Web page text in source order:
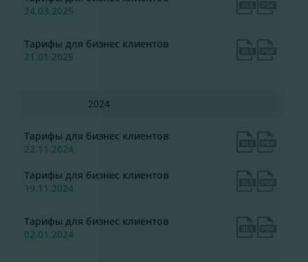
24.03.2025
Тарифы для бизнес клиентов
21.01.2025
2024
Тарифы для бизнес клиентов
22.11.2024
Тарифы для бизнес клиентов
19.11.2024
Тарифы для бизнес клиентов
02.01.2024